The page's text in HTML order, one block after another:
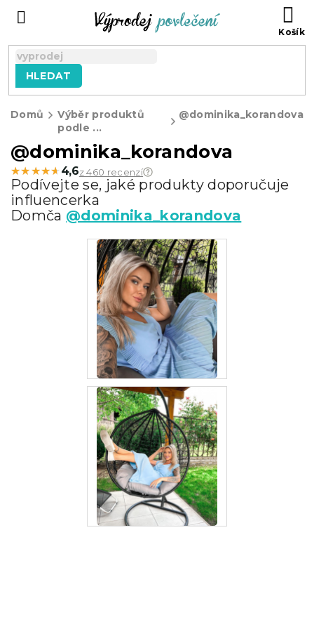
HLEDAT
Domů
Výběr produktů
podle ...
@dominika_korandova
@dominika_korandova
★★★★★
★★★★★ 4,6z 460 recenzí
Podívejte se, jaké produkty doporučuje
influencerka
Domča @dominika_korandova